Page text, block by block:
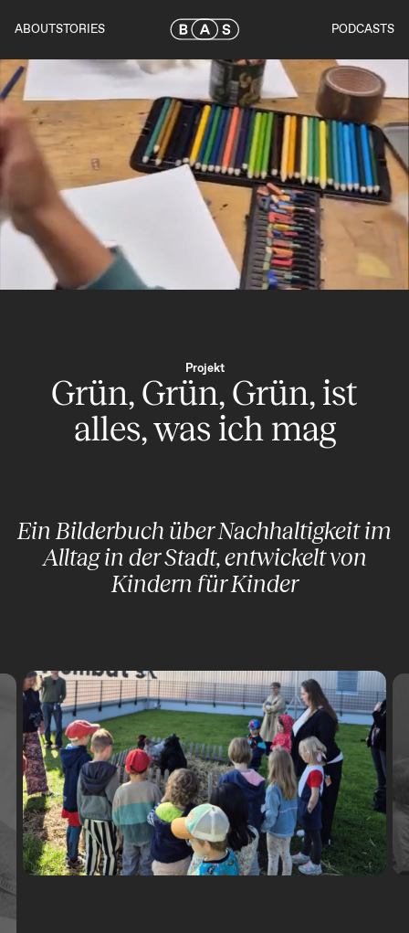
theABOUTSTORIES PODCASTS
Projekt
Grün, Grün, Grün, ist
alles, was ich mag
Ein Bilderbuch über Nachhaltigkeit im
Alltag in der Stadt, entwickelt von
Kindern für Kinder